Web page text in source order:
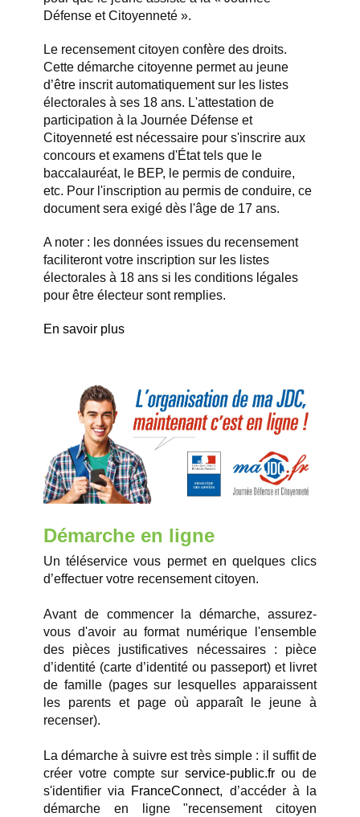
Défense et Citoyenneté ».
Le recensement citoyen confère des droits.
Cette démarche citoyenne permet au jeune
d’être inscrit automatiquement sur les listes
électorales à ses 18 ans. L'attestation de
participation à la Journée Défense et
Citoyenneté est nécessaire pour s'inscrire aux
concours et examens d'État tels que le
baccalauréat, le BEP, le permis de conduire,
etc. Pour l'inscription au permis de conduire, ce
document sera exigé dès l'âge de 17 ans.
A noter : les données issues du recensement
faciliteront votre inscription sur les listes
électorales à 18 ans si les conditions légales
pour être électeur sont remplies.
En savoir plus
Démarche en ligne
Un téléservice vous permet en quelques clics
d’effectuer votre recensement citoyen.
Avant de commencer la démarche, assurez-
vous d'avoir au format numérique l'ensemble
des pièces justificatives nécessaires : pièce
d’identité (carte d’identité ou passeport) et livret
de famille (pages sur lesquelles apparaissent
les parents et page où apparaît le jeune à
recenser).
La démarche à suivre est très simple : il suffit de
créer votre compte surservice-public.fr ou de
s'identifier via FranceConnect, d’accéder à la
démarche en ligne "recensement citoyen